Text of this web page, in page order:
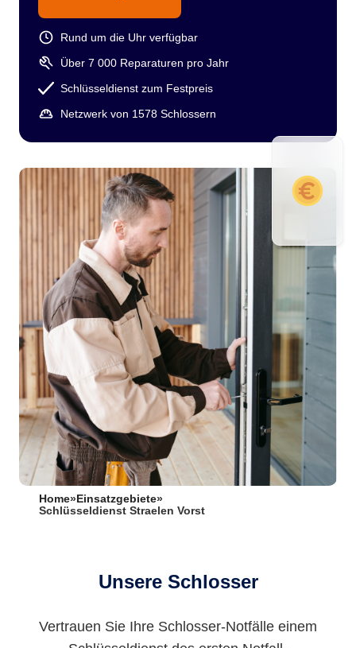
Rund um die Uhr verfügbar
Über 7 000 Reparaturen pro Jahr
Schlüsseldienst zum Festpreis
Netzwerk von 1578 Schlossern
Home» Einsatzgebiete»
Schlüsseldienst Straelen Vorst
Unsere Schlosser
Vertrauen Sie Ihre Schlosser-Notfälle einem